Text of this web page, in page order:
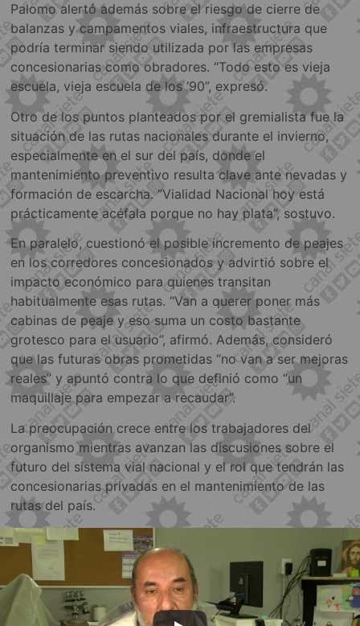
Palomo alertó además sobre el riesgo de cierre de
balanzas y campamentos viales, infraestructura que
podría terminar siendo utilizada por las empresas
concesionarias como obradores. “Todo esto es vieja
escuela, vieja escuela de los ‘90”, expresó.
Otro de los puntos planteados por el gremialista fue la
situación de las rutas nacionales durante el invierno,
especialmente en el sur del país, donde el
mantenimiento preventivo resulta clave ante nevadas y
formación de escarcha. “Vialidad Nacional hoy está
prácticamente acéfala porque no hay plata”, sostuvo.
En paralelo, cuestionó el posible incremento de peajes
en los corredores concesionados y advirtió sobre el
impacto económico para quienes transitan
habitualmente esas rutas. “Van a querer poner más
cabinas de peaje y eso suma un costo bastante
grotesco para el usuario”, afirmó. Además, consideró
que las futuras obras prometidas “no van a ser mejoras
reales” y apuntó contra lo que definió como “un
maquillaje para empezar a recaudar”.
La preocupación crece entre los trabajadores del
organismo mientras avanzan las discusiones sobre el
futuro del sistema vial nacional y el rol que tendrán las
concesionarias privadas en el mantenimiento de las
rutas del país.